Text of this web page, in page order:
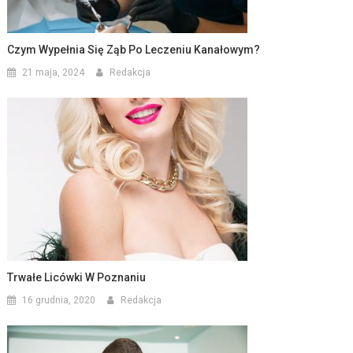
Czym Wypełnia Się Ząb Po Leczeniu Kanałowym?
21 maja, 2024 Redakcja
Trwałe Licówki W Poznaniu
16 grudnia, 2020 Redakcja